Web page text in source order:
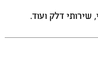
דלק ועוד.